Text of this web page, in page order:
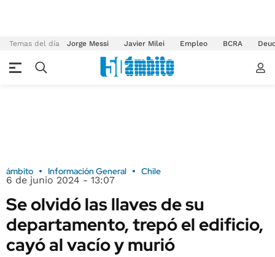
Temas del día Jorge Messi Javier Milei Empleo BCRA
ámbito Información General Chile
6 de junio 2024 - 13:07
Se olvidó las llaves de su
departamento, trepó el edificio,
cayó al vacío y murió